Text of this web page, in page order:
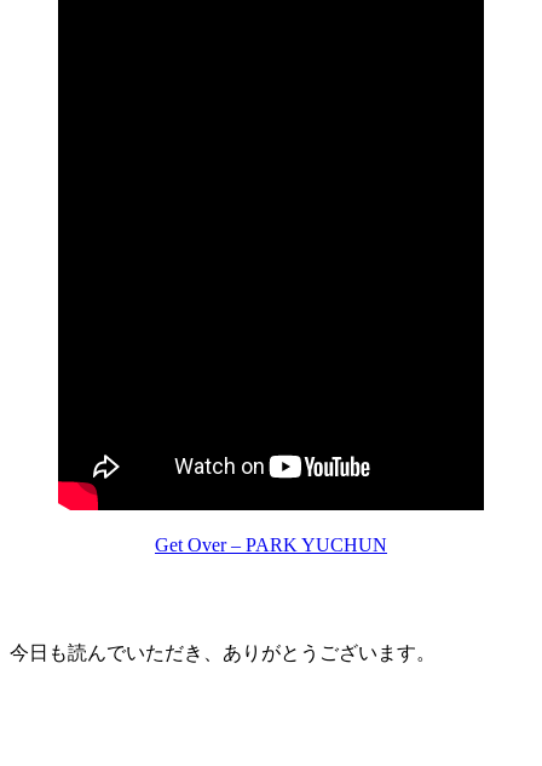
Get Over – PARK YUCHUN
今日も読んでいただき、ありがとうございます。